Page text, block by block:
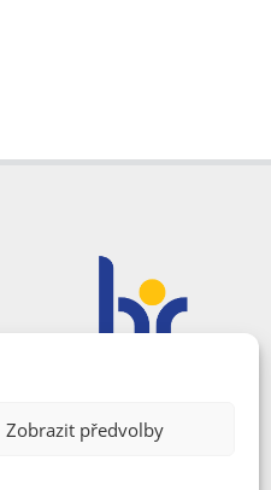
Zobrazit předvolby